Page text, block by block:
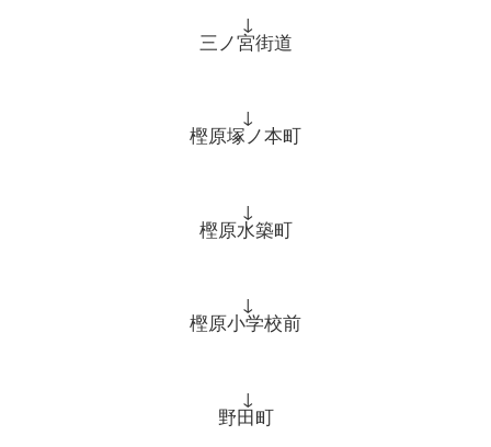
↓
三ノ宮街道
↓
樫原塚ノ本町
↓
樫原水築町
↓
樫原小学校前
↓
野田町